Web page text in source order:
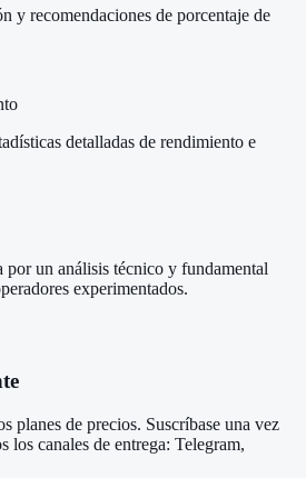
y recomendaciones de porcentaje de
detalladas de rendimiento e
por un análisis técnico y fundamental
experimentados.
planes de precios. Suscríbase una vez
los canales de entrega: Telegram,